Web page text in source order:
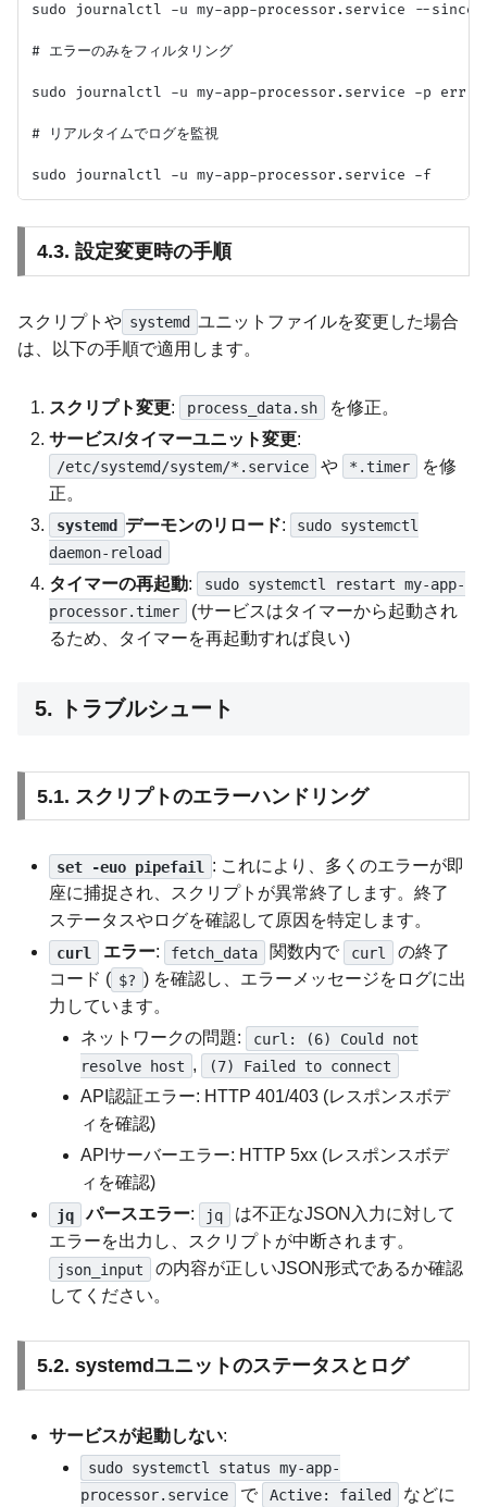
sudo journalctl -u my-app-processor.service --since
# エラーのみをフィルタリング
sudo journalctl -u my-app-processor.service -p err
# リアルタイムでログを監視
4.3. 設定変更時の手順
スクリプトや systemd ユニットファイルを変更した場合
は、以下の手順で適用します。
スクリプト変更: process_data.sh
を修正。
サービス/タイマーユニット変更:
/etc/systemd/system/*.service や *.timer
を修
正。
systemd デーモンのリロード:
sudo systemctl
daemon-reload
タイマーの再起動:
sudo systemctl restart my-app-
processor.timer
(サービスはタイマーから起動され
るため、タイマーを再起動すれば良い)
5. トラブルシュート
5.1. スクリプトのエラーハンドリング
set -euo pipefail
: これにより、多くのエラーが即
座に捕捉され、スクリプトが異常終了します。終了
ステータスやログを確認して原因を特定します。
curl エラー: fetch_data 関数内で curl
の終了
コード ( $? ) を確認し、エラーメッセージをログに出
力しています。
ネットワークの問題:
curl: (6) Could not
resolve host , (7) Failed to connect
API認証エラー: HTTP 401/403 (レスポンスボデ
ィを確認)
APIサーバーエラー: HTTP 5xx (レスポンスボデ
ィを確認)
jq パースエラー: jq
は不正なJSON入力に対して
エラーを出力し、スクリプトが中断されます。
json_input
の内容が正しいJSON形式であるか確認
してください。
5.2. systemdユニットのステータスとログ
サービスが起動しない:
sudo systemctl status my-app-
processor.service
で Active: failed
などに